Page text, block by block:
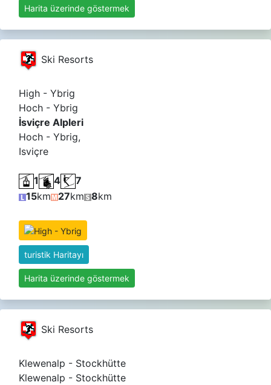
Harita üzerinde göstermek
Ski Resorts
High - Ybrig
Hoch - Ybrig
İsviçre Alpleri
Hoch - Ybrig,
Isviçre
1 4
7
15km 27km 8km
turistik Haritayı
Harita üzerinde göstermek
Ski Resorts
Klewenalp - Stockhütte
Klewenalp - Stockhütte